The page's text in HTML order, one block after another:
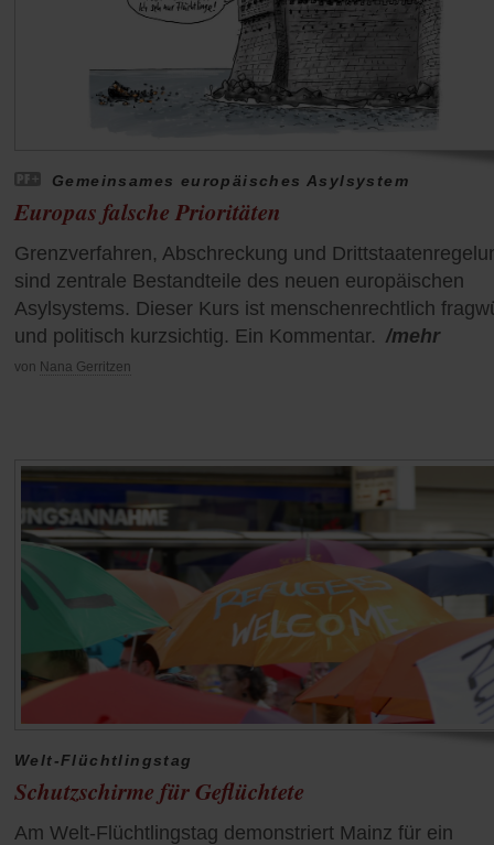
Gemeinsames europäisches Asylsystem
Europas falsche Prioritäten
Grenzverfahren, Abschreckung und
sind zentrale Bestandteile des neuen europäischen
Asylsystems. Dieser Kurs ist menschenrechtlich
und politisch kurzsichtig. Ein Kommentar. /mehr
von Nana Gerritzen
Welt-Flüchtlingstag
Schutzschirme für Geflüchtete
Am Welt-Flüchtlingstag demonstriert Mainz für ein